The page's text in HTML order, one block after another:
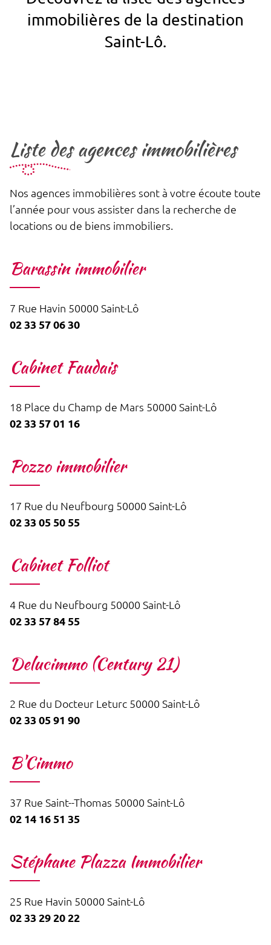
immobilières de la destination
Saint-Lô.
Liste des agences immobilières
Nos agences immobilières sont à votre écoute toute
l’année pour vous assister dans la recherche de
locations ou de biens immobiliers.
Barassin immobilier
7 Rue Havin 50000 Saint-Lô
02 33 57 06 30
Cabinet Faudais
18 Place du Champ de Mars 50000 Saint-Lô
02 33 57 01 16
Pozzo immobilier
17 Rue du Neufbourg 50000 Saint-Lô
02 33 05 50 55
Cabinet Folliot
4 Rue du Neufbourg 50000 Saint-Lô
02 33 57 84 55
Delucimmo (Century 21)
2 Rue du Docteur Leturc 50000 Saint-Lô
02 33 05 91 90
B'Cimmo
37 Rue Saint--Thomas 50000 Saint-Lô
02 14 16 51 35
Stéphane Plazza Immobilier
25 Rue Havin 50000 Saint-Lô
02 33 29 20 22